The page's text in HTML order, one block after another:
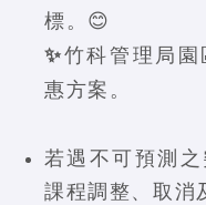
標。😊
✨竹科管理局
惠方案。
若遇不可預測
課程調整、取消